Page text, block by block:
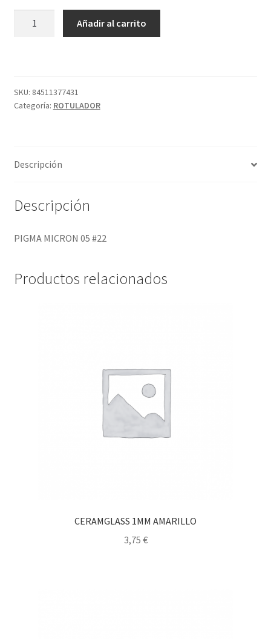
Añadir al carrito
SKU: 84511377431
Categoría: ROTULADOR
Descripción
Descripción
PIGMA MICRON 05 #22
Productos relacionados
CERAMGLASS 1MM AMARILLO
3,75 €